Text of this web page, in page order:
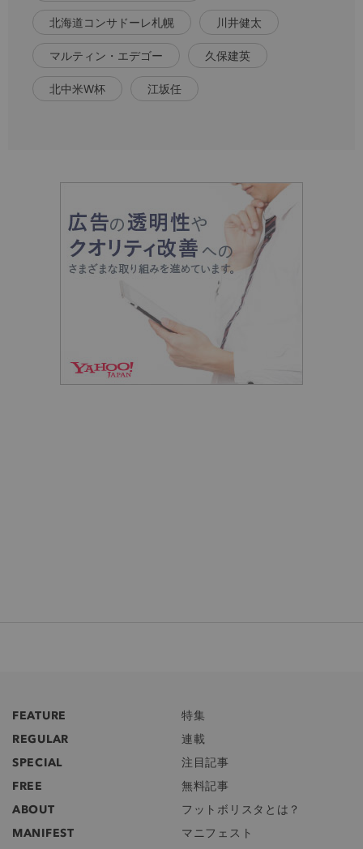
北海道コンサドーレ札幌 川井健太
マルティン・エデゴー 久保建英
北中米W杯 江坂任
FEATURE
特集
REGULAR
連載
SPECIAL
注目記事
FREE
無料記事
ABOUT
フットボリスタとは？
MANIFEST
マニフェスト